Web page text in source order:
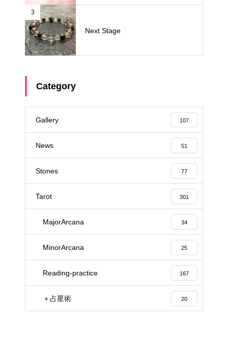
3
Next Stage
Category
Gallery 107
News 51
Stones 77
Tarot 301
MajorArcana 34
MinorArcana 25
Reading-practice 167
＋占星術 20